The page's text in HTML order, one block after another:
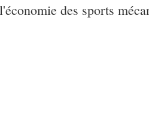
des sports